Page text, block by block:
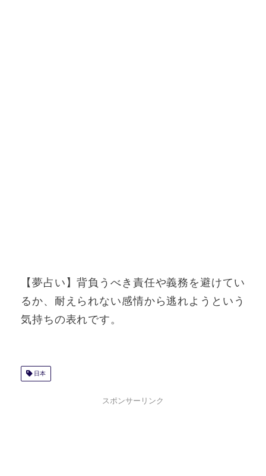
【夢占い】背負うべき責任や義務を避けてい
るか、耐えられない感情から逃れようという
気持ちの表れです。
日本
スポンサーリンク